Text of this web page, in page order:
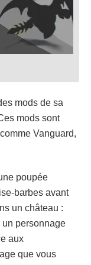
mods de sa
mods sont
Vanguard,
poupée
barbes avant
un château :
un personnage
aux
que vous